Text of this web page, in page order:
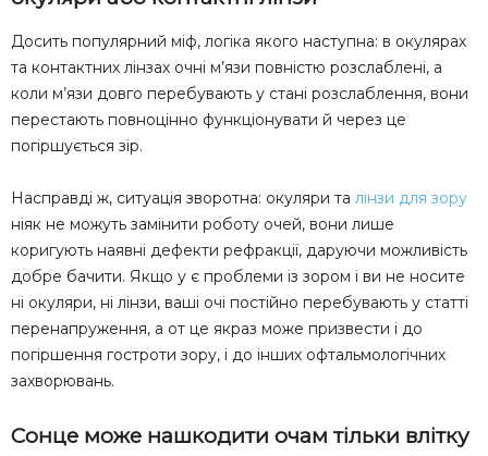
Досить популярний міф, логіка якого наступна: в окулярах
та контактних лінзах очні м’язи повністю розслаблені, а
коли м’язи довго перебувають у стані розслаблення, вони
перестають повноцінно функціонувати й через це
погіршується зір.
Насправді ж, ситуація зворотна: окуляри та лінзи для зору
ніяк не можуть замінити роботу очей, вони лише
коригують наявні дефекти рефракції, даруючи можливість
добре бачити. Якщо у є проблеми із зором і ви не носите
ні окуляри, ні лінзи, ваші очі постійно перебувають у статті
перенапруження, а от це якраз може призвести і до
погіршення гостроти зору, і до інших офтальмологічних
захворювань.
Сонце може нашкодити очам тільки влітку